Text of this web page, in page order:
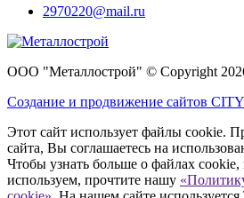
2970220@mail.ru
ООО "Металлострой" © Copyright
Создание и продвижение сайтов
Этот сайт использует файлы cookie.
сайта, Вы соглашаетесь на
Чтобы узнать больше о файлах
используем, прочтите нашу